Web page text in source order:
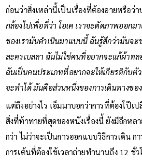
ก่อนว่าสิ่งเหล่านี้เป็นเรื่องที่ต้องอายหรือว่
กล้องไปเพื่อที่ว่า โอเค เราจะตัดภาพออกม
ของเรามันดำเนินมาแบบนี้ ฉันรู้สึกว่ามันจ
ละครเบลลา ฉันไม่ใช่คนที่อยากจะแก้ผ้าตล
ฉันเป็นคนประเภทที่อยากจะให้เกียรติกับตั
จะทำได้ มันคือส่วนหนึ่งของการเดินทางขอ
แต่ถึงอย่างไร เอ็มมาบอกว่าการที่ต้องโป๊เ
สิ่งที่ท้าทายที่สุดของหนังเรื่องนี้ ยังมีอีกหลา
กว่า ไม่ว่าจะเป็นการออกแบบวิธีการเดิน ก
การเต้นที่ต้องใช้เวลาถ่ายทำนานถึง 12 ชั่